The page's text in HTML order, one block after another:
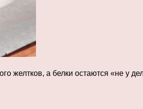
желтков, а белки остаются «не у